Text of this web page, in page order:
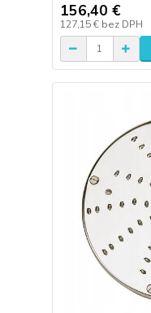
156,40 €
127,15 € bez DPH